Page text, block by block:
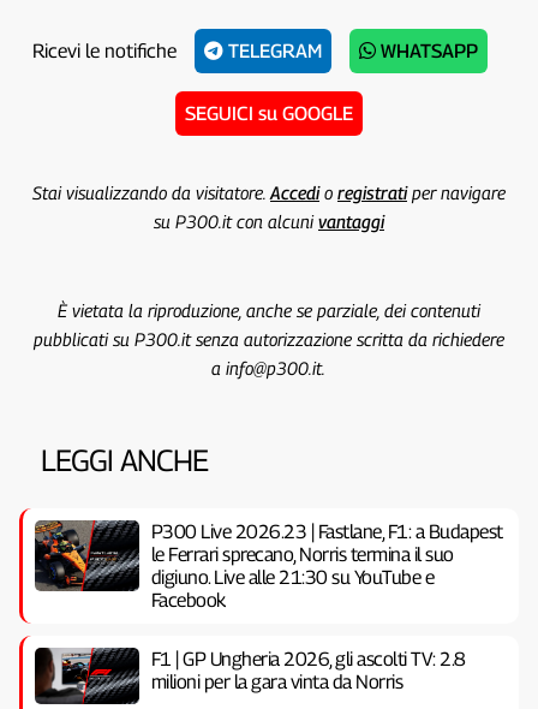
Ricevi le notifiche TELEGRAM WHATSAPP
SEGUICI su GOOGLE
Stai visualizzando da visitatore. Accedio registratiper navigare
su P300.it con alcunivantaggi
È vietata la riproduzione, anche se parziale, dei contenuti
pubblicati su P300.it senza autorizzazione scritta da richiedere
a info@p300.it.
LEGGI ANCHE
P300 Live 2026.23 | Fastlane, F1: a Budapest
le Ferrari sprecano, Norris termina il suo
digiuno. Live alle 21:30 su YouTube e
Facebook
F1 | GP Ungheria 2026, gli ascolti TV: 2.8
milioni per la gara vinta da Norris